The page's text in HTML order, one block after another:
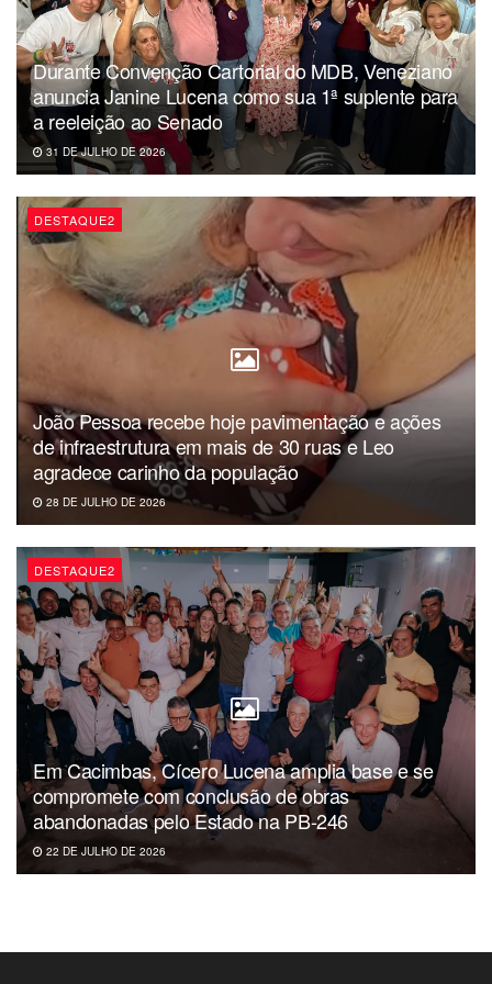
municipal de ensino.
A votação é feita através do link:
https://formularios2.mec.gov.br/concurso-receitas-escolar-
votar
Além de incentivar hábitos alimentares saudáveis, o
concurso promove a valorização da cultura alimentar
regional e o reconhecimento dos profissionais que
contribuem diariamente para a alimentação dos alunos
nas escolas públicas.
Durante Convenção Cartorial do MDB, Veneziano
anuncia Janine Lucena como sua 1ª suplente para
a reeleição ao Senado
31 DE JULHO DE 2026
DESTAQUE2
João Pessoa recebe hoje pavimentação e ações
de infraestrutura em mais de 30 ruas e Leo
agradece carinho da população
28 DE JULHO DE 2026
DESTAQUE2
Em Cacimbas, Cícero Lucena amplia base e se
compromete com conclusão de obras
abandonadas pelo Estado na PB-246
22 DE JULHO DE 2026